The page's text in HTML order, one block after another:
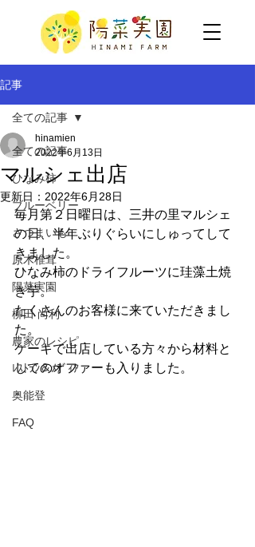
記事
全ての記事
ひなみ柿
ブルーベリー
さつまいも
原木椎茸
陽菜実園
柳田 尚利
農家のレシピ
ﾚｽﾄﾗﾝ＆ﾒﾃﾞｨｱ
奥能登
FAQ
全ての記事
マルシェ出店
hinamien
2022年6月13日
更新日： 2022年6月28日
毎月第２日曜日は、三井の里マルシェ
の日、半年ぶりぐらいにしゅってして
きました。
ひなみ柿のドライフルーツに珪藻土焼
き芋。
たくさんのお客様に来ていただきまし
た。
ケーキで出店している方々から材料と
してのオファーも入りました。